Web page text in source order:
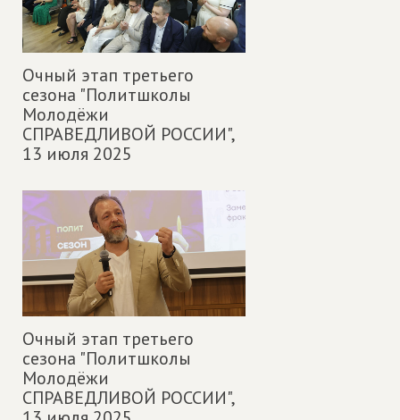
Очный этап третьего
сезона "Политшколы
Молодёжи
СПРАВЕДЛИВОЙ РОССИИ",
13 июля 2025
Очный этап третьего
сезона "Политшколы
Молодёжи
СПРАВЕДЛИВОЙ РОССИИ",